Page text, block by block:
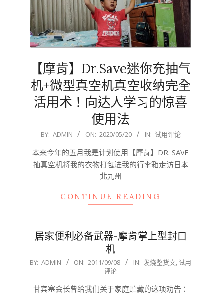
【摩肯】Dr.Save迷你充抽气
机+微型真空机真空收纳完全
活用术！向达人学习的惊喜
使用法
2020-
20
BY: ADMIN ON: 2020/05/20 IN: 试用评论
本来今年的五月我是计划使用【摩肯】DR. SAVE
抽真空机将我的衣物打包进我的行李箱走访日本
北九州
CONTINUE READING
居家便利必备武器-摩肯掌上型封口
机
2011-
08
BY: ADMIN ON: 2011/09/08 IN: 发烧鉴货文, 试用
评论
甘宾塞会长曾给我们关于家庭贮藏的这项劝告：